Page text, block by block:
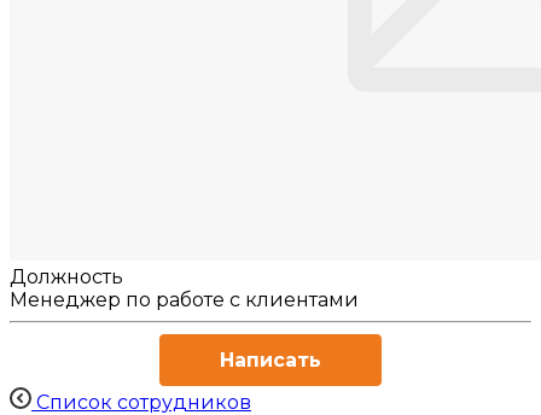
Должность
Менеджер по работе с клиентами
Написать
Список сотрудников